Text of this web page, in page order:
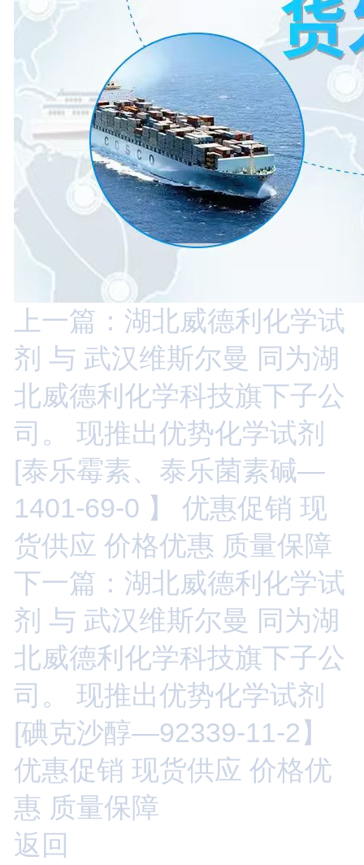
上一篇：湖北威德利化学试
剂 与 武汉维斯尔曼 同为湖
北威德利化学科技旗下子公
司。 现推出优势化学试剂
[泰乐霉素、泰乐菌素碱—
1401-69-0 】 优惠促销 现
货供应 价格优惠 质量保障
下一篇：湖北威德利化学试
剂 与 武汉维斯尔曼 同为湖
北威德利化学科技旗下子公
司。 现推出优势化学试剂
[碘克沙醇—92339-11-2】
优惠促销 现货供应 价格优
惠 质量保障
返回